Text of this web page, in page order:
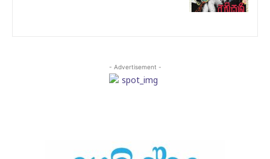
- Advertisement -